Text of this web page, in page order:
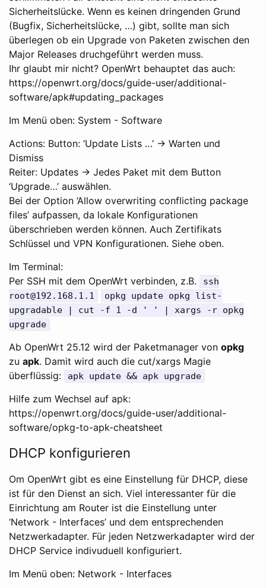
Sicherheitslücke. Wenn es keinen dringenden Grund
(Bugfix, Sicherheitslücke, …) gibt, sollte man sich
überlegen ob ein Upgrade von Paketen zwischen den
Major Releases druchgeführt werden muss.
Ihr glaubt mir nicht? OpenWrt behauptet das auch:
https://openwrt.org/docs/guide-user/additional-
software/apk#updating_packages
Im Menü oben: System - Software
Actions: Button: ‘Update Lists …’ -> Warten und
Dismiss
Reiter: Updates -> Jedes Paket mit dem Button
‘Upgrade…’ auswählen.
Bei der Option ‘Allow overwriting conflicting package
files’ aufpassen, da lokale Konfigurationen
überschrieben werden können. Auch Zertifikats
Schlüssel und VPN Konfigurationen. Siehe oben.
Im Terminal:
Per SSH mit dem OpenWrt verbinden, z.B.
ssh
root@192.168.1.1
opkg update opkg list-
upgradable | cut -f 1 -d ' ' | xargs -r opkg
upgrade
Ab OpenWrt 25.12 wird der Paketmanager von opkg
zu apk. Damit wird auch die cut/xargs Magie
überflüssig:
apk update && apk upgrade
Hilfe zum Wechsel auf apk:
https://openwrt.org/docs/guide-user/additional-
software/opkg-to-apk-cheatsheet
DHCP konfigurieren
Om OpenWrt gibt es eine Einstellung für DHCP, diese
ist für den Dienst an sich. Viel interessanter für die
Einrichtung am Router ist die Einstellung unter
‘Network - Interfaces’ und dem entsprechenden
Netzwerkadapter. Für jeden Netzwerkadapter wird der
DHCP Service indivuduell konfiguriert.
Im Menü oben: Network - Interfaces